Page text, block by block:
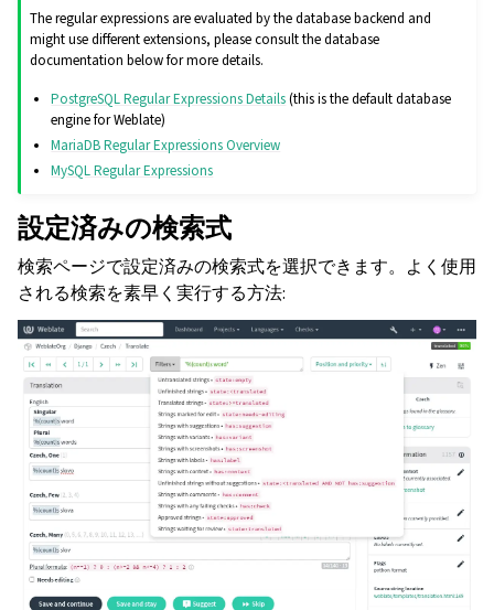
The regular expressions are evaluated by the database backend and
might use different extensions, please consult the database
documentation below for more details.
PostgreSQL Regular Expressions Details(this is the default database
engine for Weblate)
MariaDB Regular Expressions Overview
MySQL Regular Expressions
設定済みの検索式
検索ページで設定済みの検索式を選択できます。よく使用
される検索を素早く実行する方法: